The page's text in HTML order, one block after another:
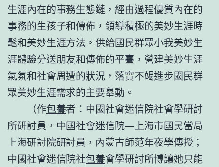
生涯內在的事務生態鏈，經由過程優質內在的
事務的生孩子和傳佈，領導積極的美妙生涯時
髦和美妙生涯方法。供給國民群眾小我美妙生
涯體驗分送朋友和傳佈的平臺，營建美妙生涯
氣氛和社會周遭的狀況，落實不竭進步國民群
眾美妙生涯需求的主要舉動。
（作包養者：中國社會迷信院社會學研討
所研討員，中國社會迷信院—上海市國民當局
上海研討院研討員，內蒙古師范年夜學傳授；
中國社會迷信院社包養會學研討所博讓她只能